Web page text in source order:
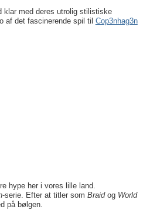
med deres utrolig stilistiske
af det fascinerende spil til Cop3nhag3n
hype her i vores lille land.
-serie. Efter at titler som Braidog World
på bølgen.